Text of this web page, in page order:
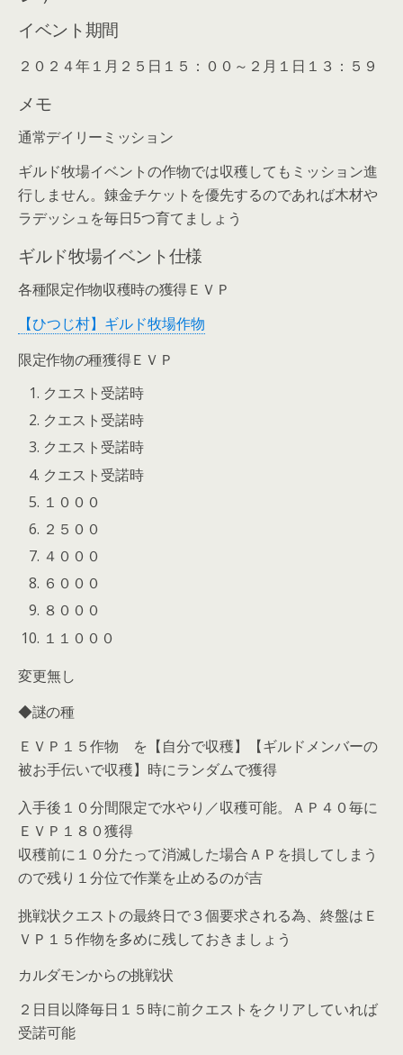
イベント期間
２０２４年１月２５日１５：００～２月１日１３：５９
メモ
通常デイリーミッション
ギルド牧場イベントの作物では収穫してもミッション進
行しません。錬金チケットを優先するのであれば木材や
ラデッシュを毎日5つ育てましょう
ギルド牧場イベント仕様
各種限定作物収穫時の獲得ＥＶＰ
【ひつじ村】ギルド牧場作物
限定作物の種獲得ＥＶＰ
クエスト受諾時
クエスト受諾時
クエスト受諾時
クエスト受諾時
１０００
２５００
４０００
６０００
８０００
１１０００
変更無し
◆謎の種
ＥＶＰ１５作物 を【自分で収穫】【ギルドメンバーの
被お手伝いで収穫】時にランダムで獲得
入手後１０分間限定で水やり／収穫可能。ＡＰ４０毎に
ＥＶＰ１８０獲得
収穫前に１０分たって消滅した場合ＡＰを損してしまう
ので残り１分位で作業を止めるのが吉
挑戦状クエストの最終日で３個要求される為、終盤はＥ
ＶＰ１５作物を多めに残しておきましょう
カルダモンからの挑戦状
２日目以降毎日１５時に前クエストをクリアしていれば
受諾可能